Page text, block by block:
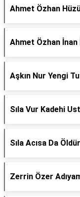
Ahmet Özhan
Ahmet Özhan İnan
Aşkın Nur Yengi
Sıla Vur Kadehi
Sıla Acısa Da
Zerrin Özer